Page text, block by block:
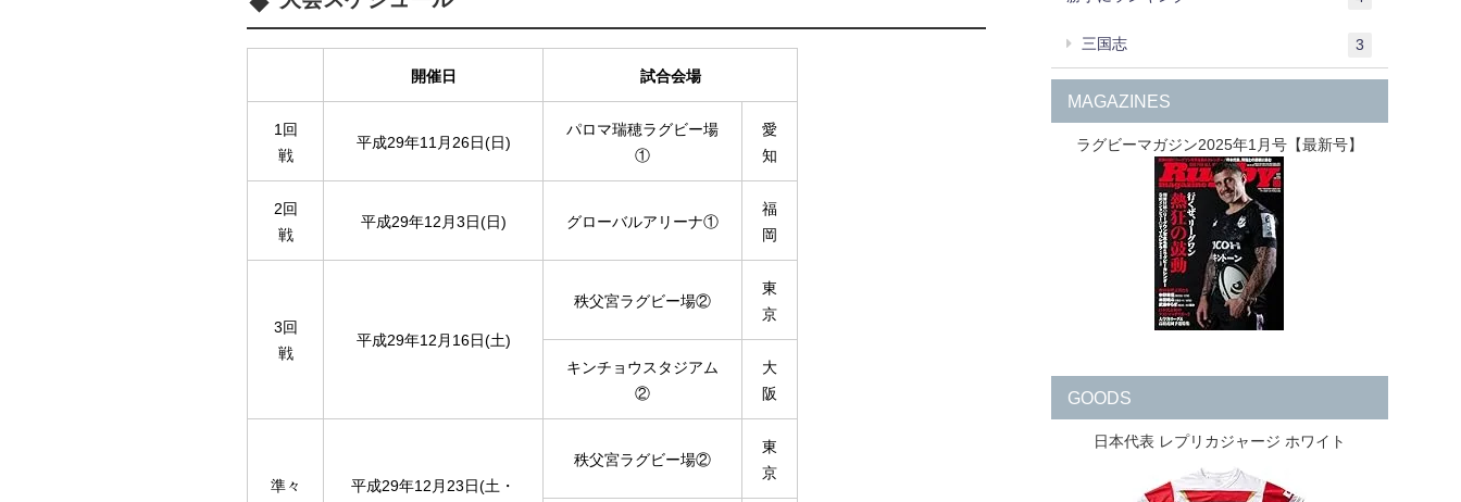
開催日 試合会場
1回
戦
平成29年11月26日(日)
パロマ瑞穂ラグビー場
①
愛
知
2回
戦
平成29年12月3日(日) グローバルアリーナ①
福
岡
3回
戦
平成29年12月16日(土)
秩父宮ラグビー場②
東
京
キンチョウスタジアム
②
大
阪
準々
平成29年12月23日(土・
秩父宮ラグビー場②
東
京
三国志 3
MAGAZINES
ラグビーマガジン2025年1月号【最新号】
GOODS
日本代表 レプリカジャージ ホワイト